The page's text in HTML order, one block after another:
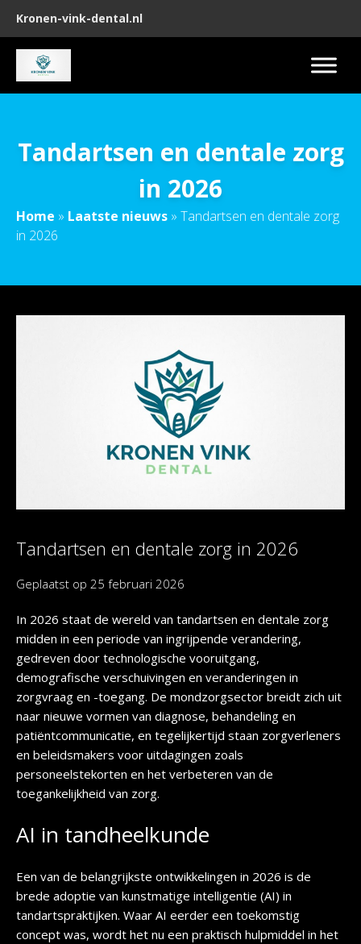
Kronen-vink-dental.nl
Tandartsen en dentale zorg
in 2026
Home » Laatste nieuws » Tandartsen en dentale zorg
in 2026
Tandartsen en dentale zorg in 2026
Geplaatst op 25 februari 2026
In 2026 staat de wereld van tandartsen en dentale zorg
midden in een periode van ingrijpende verandering,
gedreven door technologische vooruitgang,
demografische verschuivingen en veranderingen in
zorgvraag en -toegang. De mondzorgsector breidt zich uit
naar nieuwe vormen van diagnose, behandeling en
patiëntcommunicatie, en tegelijkertijd staan zorgverleners
en beleidsmakers voor uitdagingen zoals
personeelstekorten en het verbeteren van de
toegankelijkheid van zorg.
AI in tandheelkunde
Een van de belangrijkste ontwikkelingen in 2026 is de
brede adoptie van kunstmatige intelligentie (AI) in
tandartspraktijken. Waar AI eerder een toekomstig
concept was, wordt het nu een praktisch hulpmiddel in het